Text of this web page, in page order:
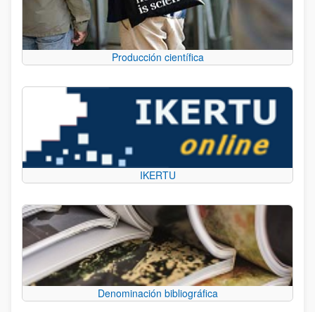
Producción científica
IKERTU
Denominación bibliográfica